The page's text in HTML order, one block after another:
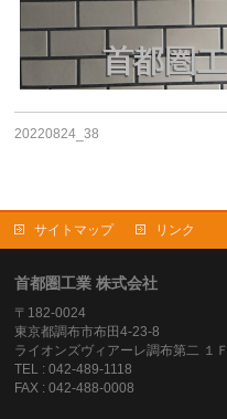
20220824_38
サイトマップ リンク
首都圏工業 株式会社
〒182-0024
東京都調布市布田4-23-8
ライオンズヴィアーレ調布第二 １Ｆ
TEL : 042-489-1118
FAX : 042-488-0008